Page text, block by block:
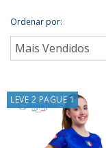
Ordenar por:
LEVE 2 PAGUE 1